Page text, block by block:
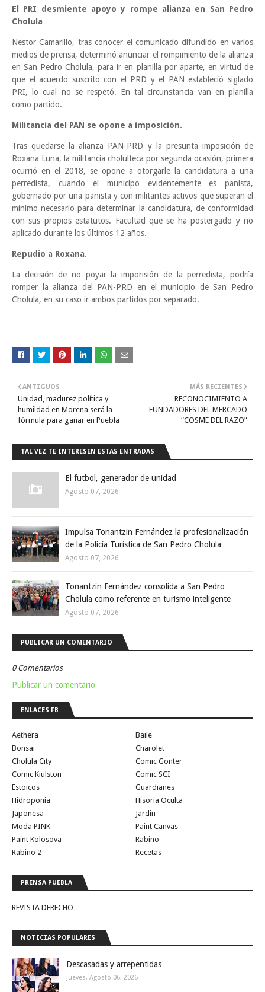
El PRI desmiente apoyo y rompe alianza en San Pedro
Cholula
Nestor Camarillo, tras conocer el comunicado difundido en varios
medios de prensa, determinó anunciar el rompimiento de la alianza
en San Pedro Cholula, para ir en planilla por aparte, en virtud de
que el acuerdo suscrito con el PRD y el PAN establecíó siglado
PRI, lo cual no se respetó. En tal circunstancia van en planilla
como partido.
Militancia del PAN se opone a imposición.
Tras quedarse la alianza PAN-PRD y la presunta imposición de
Roxana Luna, la militancia cholulteca por segunda ocasión, primera
ocurrió en el 2018, se opone a otorgarle la candidatura a una
perredista, cuando el municipo evidentemente es panista,
gobernado por una panista y con militantes activos que superan el
mínimo necesario para determinar la candidatura, de conformidad
con sus propios estatutos. Facultad que se ha postergado y no
aplicado durante los últimos 12 años.
Repudio a Roxana.
La decisión de no poyar la imporisión de la perredista, podría
romper la alianza del PAN-PRD en el municipio de San Pedro
Cholula, en su caso ir ambos partidos por separado.
MÁS RECIENTES
RECONOCIMIENTO A
FUNDADORES DEL MERCADO
“COSME DEL RAZO”
ANTIGUOS
Unidad, madurez política y
humildad en Morena será la
fórmula para ganar en Puebla
TAL VEZ TE INTERESEN ESTAS ENTRADAS
El futbol, generador de unidad
Agosto 07, 2026
Impulsa Tonantzin Fernández la profesionalización
de la Policía Turística de San Pedro Cholula
Agosto 07, 2026
Tonantzin Fernández consolida a San Pedro
Cholula como referente en turismo inteligente
Agosto 07, 2026
PUBLICAR UN COMENTARIO
0 Comentarios
Publicar un comentario
ENLACES FB
Aethera
Baile
Bonsai
Charolet
Cholula City
Comic Gonter
Comic Kiulston
Comic SCI
Estoicos
Guardianes
Hidroponia
Hisoria Oculta
Japonesa
Jardin
Moda PINK
Paint Canvas
Paint Kolosova
Rabino
Rabino 2
Recetas
PRENSA PUEBLA
REVISTA DERECHO
NOTICIAS POPULARES
Descasadas y arrepentidas
Jueves, Agosto 06, 2026